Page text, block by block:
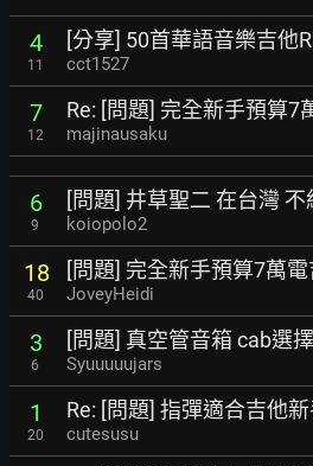
4
11
[分享] 50首華語音樂吉他
cct1527
7
12
Re: [問題] 完全新手預算7
majinausaku
6
9
[問題] 井草聖二 在台灣 不
koiopolo2
18
40
[問題] 完全新手預算7萬
JoveyHeidi
3
6
[問題] 真空管音箱 cab選擇
Syuuuuujars
1
20
Re: [問題] 指彈適合吉他新
cutesusu